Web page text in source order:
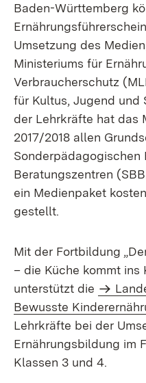
Baden-Württemberg
Umsetzung des
Ministeriums für
Verbraucherschutz
für Kultus, Jugend und
der Lehrkräfte hat das
2017/2018 allen
Sonderpädagogischen
Beratungszentren
ein Medienpaket
gestellt.
Mit der Fortbildung
– die Küche kommt ins
unterstützt die
Bewusste
Lehrkräfte bei der
Ernährungsbildung im
Klassen 3 und 4.